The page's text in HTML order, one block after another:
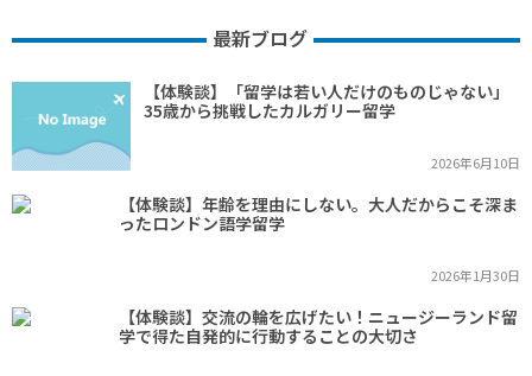
最新ブログ
【体験談】「留学は若い人だけのものじゃない」
35歳から挑戦したカルガリー留学
2026年6月10日
【体験談】年齢を理由にしない。大人だからこそ深ま
ったロンドン語学留学
2026年1月30日
【体験談】交流の輪を広げたい！ニュージーランド留
学で得た自発的に行動することの大切さ